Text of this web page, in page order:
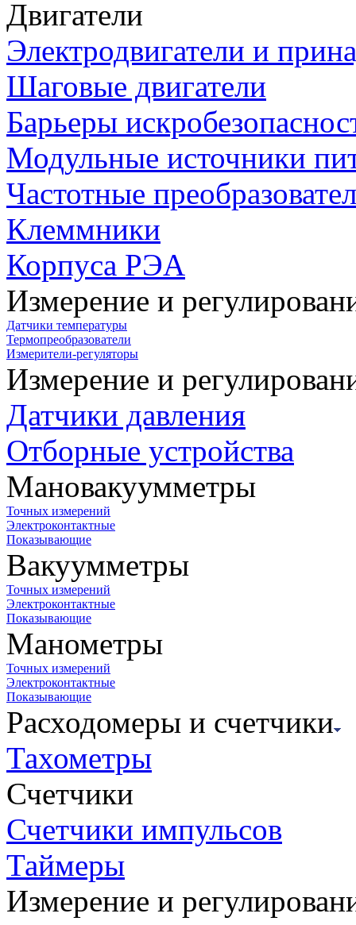
Двигатели
Электродвигатели и
Шаговые двигатели
Барьеры
Модульные источники
Частотные
Клеммники
Корпуса РЭА
Измерение и
Датчики температуры
Термопреобразователи
Измерители-регуляторы
Измерение и
Датчики давления
Отборные устройства
Мановакуумметры
Точных измерений
Электроконтактные
Показывающие
Вакуумметры
Точных измерений
Электроконтактные
Показывающие
Манометры
Точных измерений
Электроконтактные
Показывающие
Расходомеры и счетчики
Тахометры
Счетчики
Счетчики импульсов
Таймеры
Измерение и